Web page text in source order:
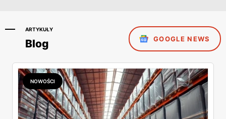
ARTYKUŁY
Blog GOOGLE NEWS
NOWOŚCI